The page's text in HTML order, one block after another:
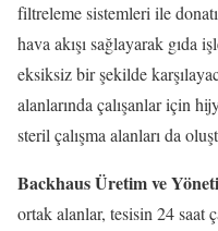
filtreleme sistemleri ile
hava akışı sağlayarak gıda
eksiksiz bir şekilde
alanlarında çalışanlar için
steril çalışma alanları da
Backhaus Üretim ve
ortak alanlar, tesisin 24 saat